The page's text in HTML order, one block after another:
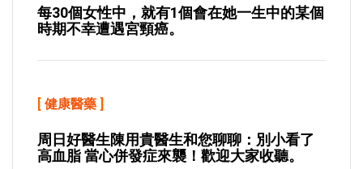
每30個女性中，就有1個會在她一生中的某個
時期不幸遭遇宮頸癌。
[ 健康醫藥 ]
周日好醫生陳用貴醫生和您聊聊：別小看了
高血脂 當心併發症來襲！歡迎大家收聽。